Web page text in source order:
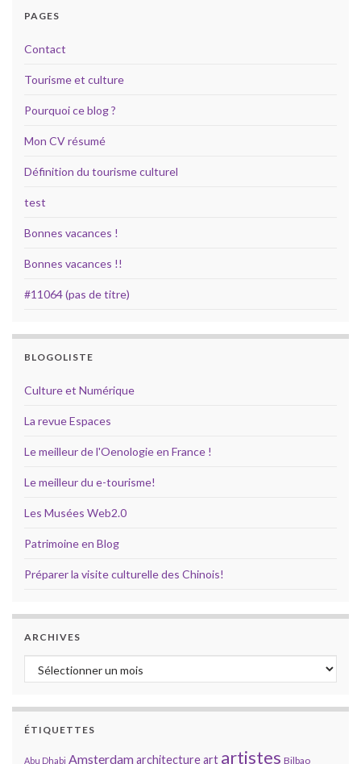
PAGES
Contact
Tourisme et culture
Pourquoi ce blog ?
Mon CV résumé
Définition du tourisme culturel
test
Bonnes vacances !
Bonnes vacances !!
#11064 (pas de titre)
BLOGOLISTE
Culture et Numérique
La revue Espaces
Le meilleur de l'Oenologie en France !
Le meilleur du e-tourisme!
Les Musées Web2.0
Patrimoine en Blog
Préparer la visite culturelle des Chinois!
ARCHIVES
Archives
ÉTIQUETTES
Abu Dhabi Amsterdamarchitectureart artistes Bilbao